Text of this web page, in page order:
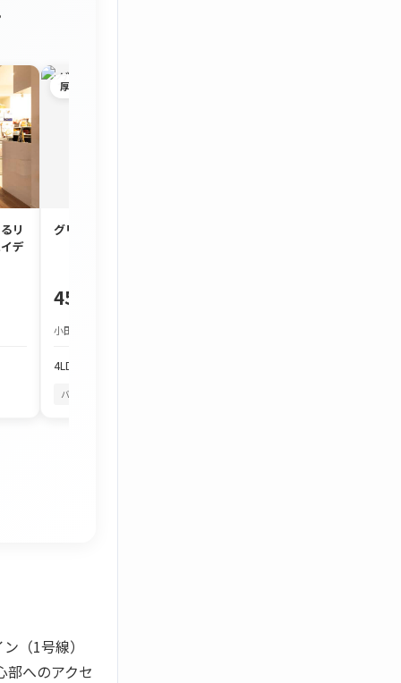
リ
デ
厚木市
グリーンタウン宮の里
450万円
小田急小田原線 本厚木駅 バス約25分
4LDK
バルコニーから花火
（1号線）
部へのアクセ